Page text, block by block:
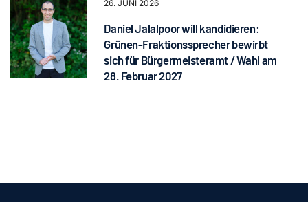
26. JUNI 2026
Daniel Jalalpoor will kandidieren:
Grünen-Fraktionssprecher bewirbt
sich für Bürgermeisteramt / Wahl am
28. Februar 2027